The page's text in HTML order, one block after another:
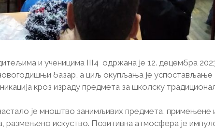
и ученицима III4 одржана је 12. децембра
базар, а циљ окупљања је
кроз израду предмета за школску
је мноштво занимљивих предмета, примењене
размењено искуство. Позитивна атмосфера је